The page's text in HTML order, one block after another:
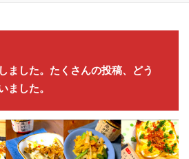
ました。たくさんの投稿、どう
ました。